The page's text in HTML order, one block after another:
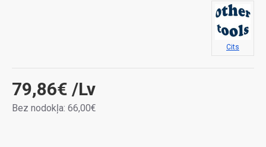
79,86€ /Lv
Bez nodokļa: 66,00€
Cits